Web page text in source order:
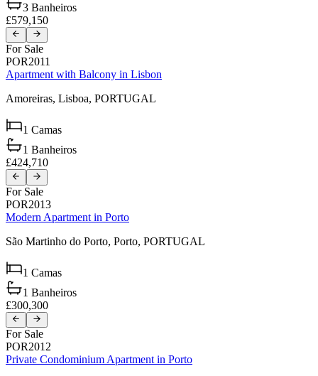
3 Banheiros
£579,150
For Sale
POR2011
Apartment with Balcony in Lisbon
Amoreiras, Lisboa, PORTUGAL
1 Camas
1 Banheiros
£424,710
For Sale
POR2013
Modern Apartment in Porto
São Martinho do Porto, Porto, PORTUGAL
1 Camas
1 Banheiros
£300,300
For Sale
POR2012
Private Condominium Apartment in Porto